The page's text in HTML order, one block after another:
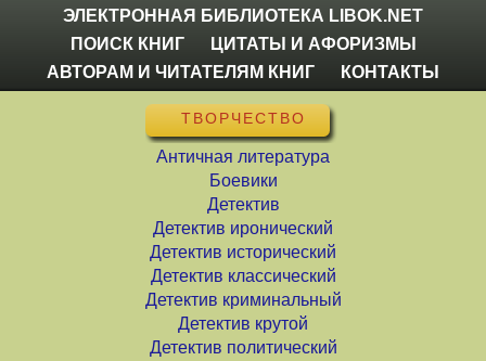
ЭЛЕКТРОННАЯ БИБЛИОТЕКА LIBOK.NET
ПОИСК КНИГ
ЦИТАТЫ И АФОРИЗМЫ
АВТОРАМ И ЧИТАТЕЛЯМ КНИГ
КОНТАКТЫ
ТВОРЧЕСТВО
Античная литература
Боевики
Детектив
Детектив иронический
Детектив исторический
Детектив классический
Детектив криминальный
Детектив крутой
Детектив политический